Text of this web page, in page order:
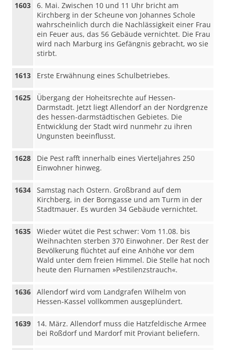
1603
6. Mai. Zwischen 10 und 11 Uhr bricht am
Kirchberg in der Scheune von Johannes Schole
wahrscheinlich durch die Nachlässigkeit einer Frau
ein Feuer aus, das 56 Gebäude vernichtet. Die Frau
wird nach Marburg ins Gefängnis gebracht, wo sie
stirbt.
1613 Erste Erwähnung eines Schulbetriebes.
1625
Übergang der Hoheitsrechte auf Hessen-
Darmstadt. Jetzt liegt Allendorf an der Nordgrenze
des hessen-darmstädtischen Gebietes. Die
Entwicklung der Stadt wird nunmehr zu ihren
Ungunsten beeinflusst.
1628
Die Pest rafft innerhalb eines Vierteljahres 250
Einwohner hinweg.
1634
Samstag nach Ostern. Großbrand auf dem
Kirchberg, in der Borngasse und am Turm in der
Stadtmauer. Es wurden 34 Gebäude vernichtet.
1635
Wieder wütet die Pest schwer: Vom 11.08. bis
Weihnachten sterben 370 Einwohner. Der Rest der
Bevölkerung flüchtet auf eine Anhöhe vor dem
Wald unter dem freien Himmel. Die Stelle hat noch
heute den Flurnamen »Pestilenzstrauch«.
1636
Allendorf wird vom Landgrafen Wilhelm von
Hessen-Kassel vollkommen ausgeplündert.
1639
14. März. Allendorf muss die Hatzfeldische Armee
bei Roßdorf und Mardorf mit Proviant beliefern.